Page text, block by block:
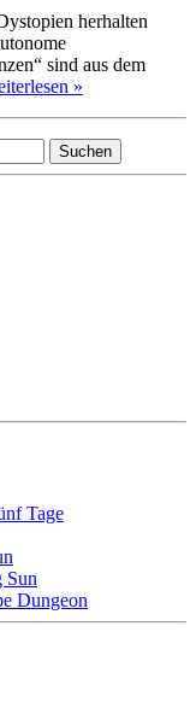
herhalten
sind aus dem
»
Tage
Sun
Dungeon